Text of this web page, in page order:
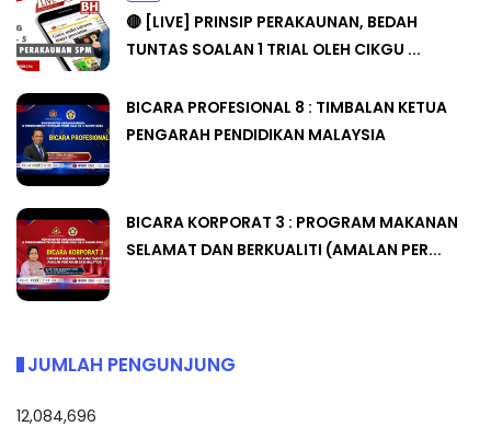
🔴 [LIVE] PRINSIP PERAKAUNAN, BEDAH
TUNTAS SOALAN 1 TRIAL OLEH CIKGU ...
BICARA PROFESIONAL 8 : TIMBALAN KETUA
PENGARAH PENDIDIKAN MALAYSIA
BICARA KORPORAT 3 : PROGRAM MAKANAN
SELAMAT DAN BERKUALITI (AMALAN PER...
JUMLAH PENGUNJUNG
12,084,696